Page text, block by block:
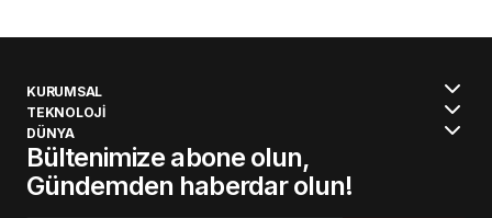
KURUMSAL
TEKNOLOJİ
DÜNYA
Bültenimize abone olun,
Gündemden haberdar olun!